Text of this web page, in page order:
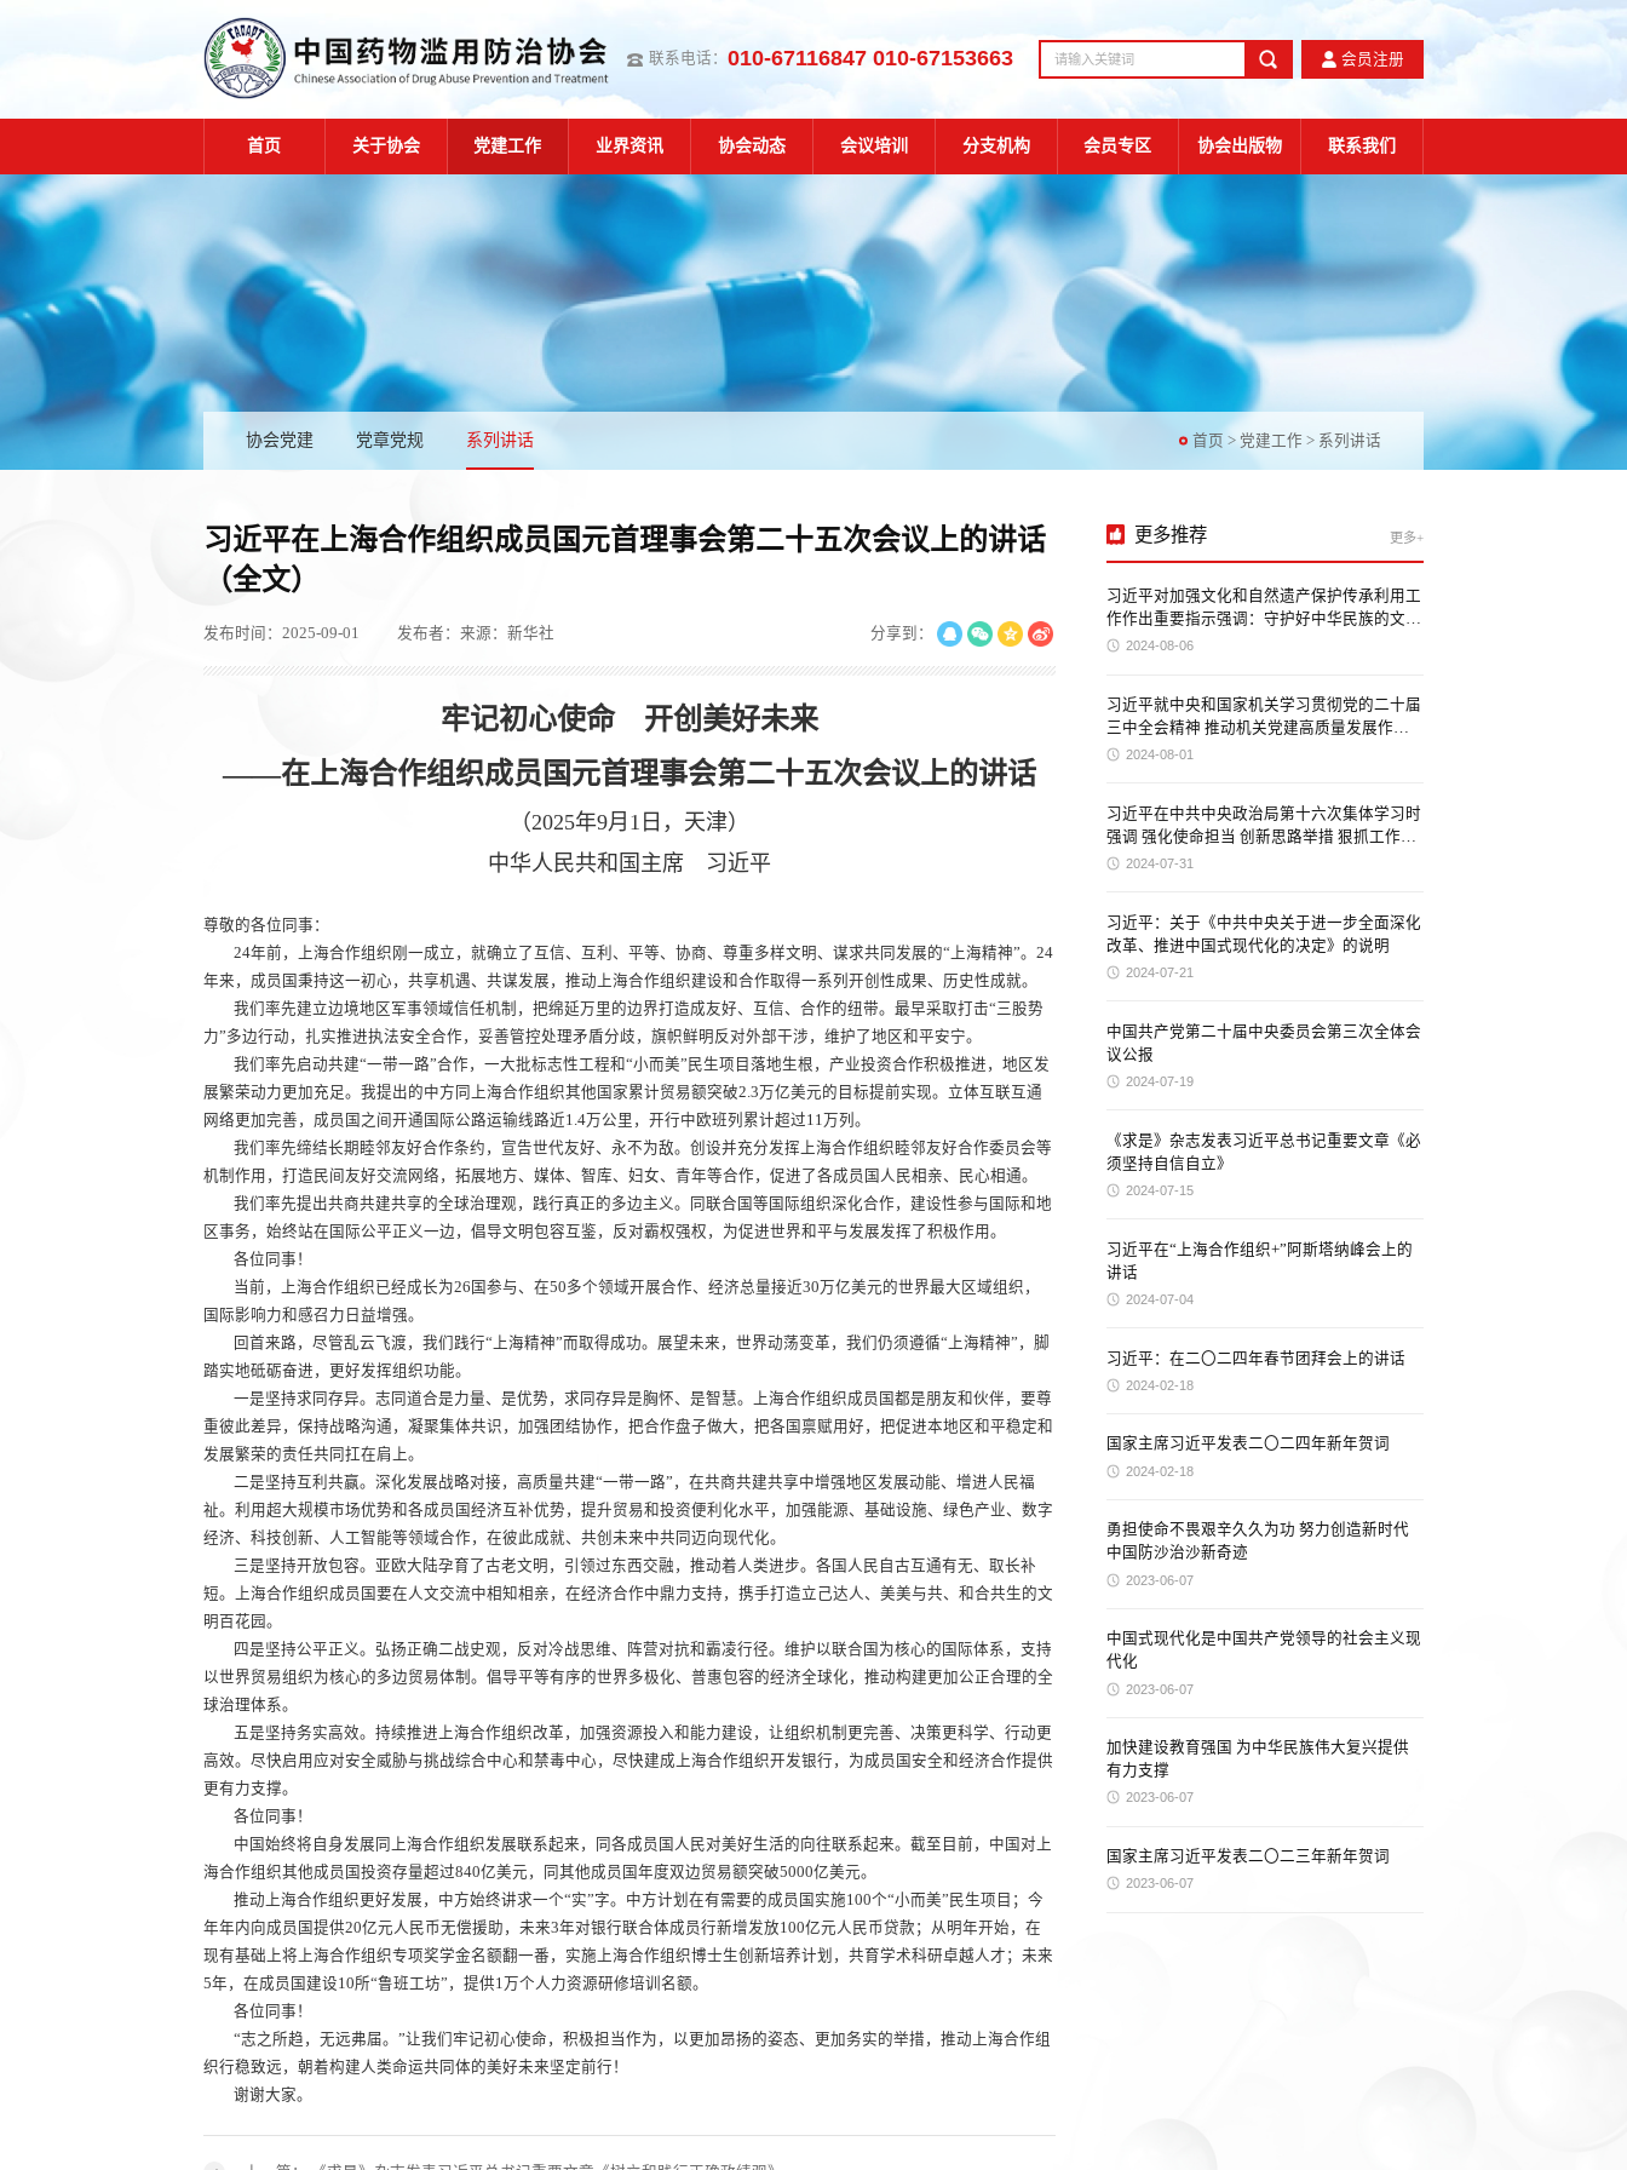
联系电话：010-67116847 010-67153663 会员注册
首页 关于协会 党建工作 业界资讯 协会动态 会议培训 分支机构 会员专区 协会出版物 联系我们
协会党建 党章党规 系列讲话 首页 > 党建工作 > 系列讲话
习近平在上海合作组织成员国元首理事会第二十五次会议上的讲话
（全文）
发布时间：2025-09-01 发布者：来源：新华社 分享到：
牢记初心使命 开创美好未来
——在上海合作组织成员国元首理事会第二十五次会议上的讲话
（2025年9月1日，天津）
中华人民共和国主席 习近平
尊敬的各位同事：
24年前，上海合作组织刚一成立，就确立了互信、互利、平等、协商、尊重多样文明、谋求共同发展的“上海精神”。24
年来，成员国秉持这一初心，共享机遇、共谋发展，推动上海合作组织建设和合作取得一系列开创性成果、历史性成就。
我们率先建立边境地区军事领域信任机制，把绵延万里的边界打造成友好、互信、合作的纽带。最早采取打击“三股势
力”多边行动，扎实推进执法安全合作，妥善管控处理矛盾分歧，旗帜鲜明反对外部干涉，维护了地区和平安宁。
我们率先启动共建“一带一路”合作，一大批标志性工程和“小而美”民生项目落地生根，产业投资合作积极推进，地区发
展繁荣动力更加充足。我提出的中方同上海合作组织其他国家累计贸易额突破2.3万亿美元的目标提前实现。立体互联互通
网络更加完善，成员国之间开通国际公路运输线路近1.4万公里，开行中欧班列累计超过11万列。
我们率先缔结长期睦邻友好合作条约，宣告世代友好、永不为敌。创设并充分发挥上海合作组织睦邻友好合作委员会等
机制作用，打造民间友好交流网络，拓展地方、媒体、智库、妇女、青年等合作，促进了各成员国人民相亲、民心相通。
我们率先提出共商共建共享的全球治理观，践行真正的多边主义。同联合国等国际组织深化合作，建设性参与国际和地
区事务，始终站在国际公平正义一边，倡导文明包容互鉴，反对霸权强权，为促进世界和平与发展发挥了积极作用。
各位同事！
当前，上海合作组织已经成长为26国参与、在50多个领域开展合作、经济总量接近30万亿美元的世界最大区域组织，
国际影响力和感召力日益增强。
回首来路，尽管乱云飞渡，我们践行“上海精神”而取得成功。展望未来，世界动荡变革，我们仍须遵循“上海精神”，脚
踏实地砥砺奋进，更好发挥组织功能。
一是坚持求同存异。志同道合是力量、是优势，求同存异是胸怀、是智慧。上海合作组织成员国都是朋友和伙伴，要尊
重彼此差异，保持战略沟通，凝聚集体共识，加强团结协作，把合作盘子做大，把各国禀赋用好，把促进本地区和平稳定和
发展繁荣的责任共同扛在肩上。
二是坚持互利共赢。深化发展战略对接，高质量共建“一带一路”，在共商共建共享中增强地区发展动能、增进人民福
祉。利用超大规模市场优势和各成员国经济互补优势，提升贸易和投资便利化水平，加强能源、基础设施、绿色产业、数字
经济、科技创新、人工智能等领域合作，在彼此成就、共创未来中共同迈向现代化。
三是坚持开放包容。亚欧大陆孕育了古老文明，引领过东西交融，推动着人类进步。各国人民自古互通有无、取长补
短。上海合作组织成员国要在人文交流中相知相亲，在经济合作中鼎力支持，携手打造立己达人、美美与共、和合共生的文
明百花园。
四是坚持公平正义。弘扬正确二战史观，反对冷战思维、阵营对抗和霸凌行径。维护以联合国为核心的国际体系，支持
以世界贸易组织为核心的多边贸易体制。倡导平等有序的世界多极化、普惠包容的经济全球化，推动构建更加公正合理的全
球治理体系。
五是坚持务实高效。持续推进上海合作组织改革，加强资源投入和能力建设，让组织机制更完善、决策更科学、行动更
高效。尽快启用应对安全威胁与挑战综合中心和禁毒中心，尽快建成上海合作组织开发银行，为成员国安全和经济合作提供
更有力支撑。
各位同事！
中国始终将自身发展同上海合作组织发展联系起来，同各成员国人民对美好生活的向往联系起来。截至目前，中国对上
海合作组织其他成员国投资存量超过840亿美元，同其他成员国年度双边贸易额突破5000亿美元。
推动上海合作组织更好发展，中方始终讲求一个“实”字。中方计划在有需要的成员国实施100个“小而美”民生项目；今
年年内向成员国提供20亿元人民币无偿援助，未来3年对银行联合体成员行新增发放100亿元人民币贷款；从明年开始，在
现有基础上将上海合作组织专项奖学金名额翻一番，实施上海合作组织博士生创新培养计划，共育学术科研卓越人才；未来
5年，在成员国建设10所“鲁班工坊”，提供1万个人力资源研修培训名额。
各位同事！
“志之所趋，无远弗届。”让我们牢记初心使命，积极担当作为，以更加昂扬的姿态、更加务实的举措，推动上海合作组
织行稳致远，朝着构建人类命运共同体的美好未来坚定前行！
谢谢大家。
更多推荐 更多+
习近平对加强文化和自然遗产保护传承利用工
作作出重要指示强调：守护好中华民族的文化
瑰宝和自然珍宝 让文化和自然遗产在新时代
2024-08-06
习近平就中央和国家机关学习贯彻党的二十届
三中全会精神 推动机关党建高质量发展作出
重要指示
2024-08-01
习近平在中共中央政治局第十六次集体学习时
强调 强化使命担当 创新思路举措 狠抓工作落
实 努力建设强大稳固的现代边海空防
2024-07-31
习近平：关于《中共中央关于进一步全面深化
改革、推进中国式现代化的决定》的说明
2024-07-21
中国共产党第二十届中央委员会第三次全体会
议公报
2024-07-19
《求是》杂志发表习近平总书记重要文章《必
须坚持自信自立》
2024-07-15
习近平在“上海合作组织+”阿斯塔纳峰会上的
讲话
2024-07-04
习近平：在二〇二四年春节团拜会上的讲话
2024-02-18
国家主席习近平发表二〇二四年新年贺词
2024-02-18
勇担使命不畏艰辛久久为功 努力创造新时代
中国防沙治沙新奇迹
2023-06-07
中国式现代化是中国共产党领导的社会主义现
代化
2023-06-07
加快建设教育强国 为中华民族伟大复兴提供
有力支撑
2023-06-07
国家主席习近平发表二〇二三年新年贺词
2023-06-07